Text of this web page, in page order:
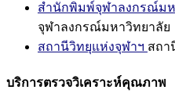
สำนักพิมพ์จุฬาลงกรณ์ม
จุฬาลงกรณ์มหาวิทยาลัย
สถานีวิทยุแห่งจุฬาฯ สถา
บริการตรวจวิเคราะห์คุณภาพ